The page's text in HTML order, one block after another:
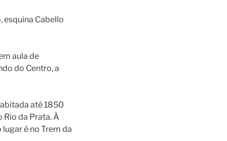
esquina Cabello
aula de
do Centro, a
até 1850
da Prata. À
é no Trem da